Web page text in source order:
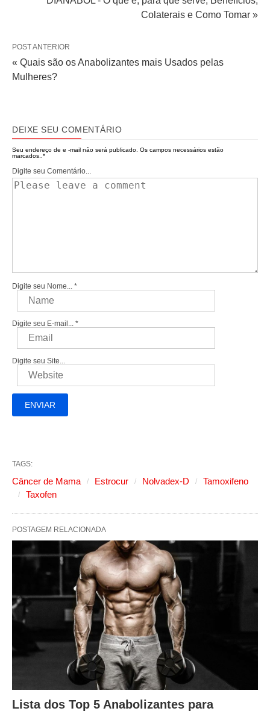
Colaterais e Como Tomar »
POST ANTERIOR
« Quais são os Anabolizantes mais Usados pelas
Mulheres?
DEIXE SEU COMENTÁRIO
Seu endereço de e -mail não será publicado. Os campos necessários estão
marcados..*
Digite seu Comentário...
Digite seu Nome... *
Digite seu E-mail... *
Digite seu Site...
TAGS:
Câncer de Mama Estrocur Nolvadex-D
Tamoxifeno
Taxofen
POSTAGEM RELACIONADA
Lista dos Top 5 Anabolizantes para